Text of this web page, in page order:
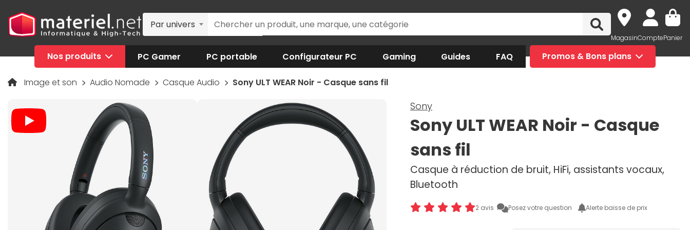
Par univers
MagasinComptePanier
Nos produits PC Gamer PC portable Configurateur PC Gaming Guides FAQ Promos & Bons plans
Image et son Audio Nomade Casque Audio Sony ULT WEAR Noir - Casque sans fil
Sony
Sony ULT WEAR Noir - Casque
sans fil
Casque à réduction de bruit, HiFi, assistants vocaux,
Bluetooth
2 avis Posez votre question Alerte baisse de prix